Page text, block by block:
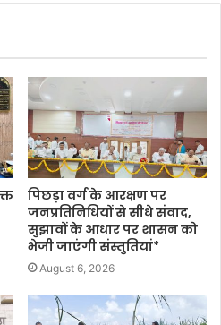
पिछड़ा वर्ग के आरक्षण पर
जनप्रतिनिधियों से सीधे संवाद,
सुझावों के आधार पर शासन को
भेजी जाएंगी संस्तुतियां*
August 6, 2026